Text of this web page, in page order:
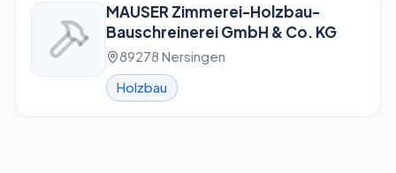
MAUSER Zimmerei-Holzbau-
Bauschreinerei GmbH & Co. KG
89278 Nersingen
Holzbau